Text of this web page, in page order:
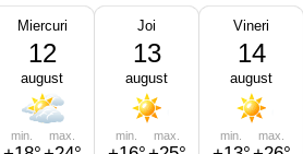
Miercuri
12
august
min. max.
Joi
13
august
min. max.
Vineri
14
august
min. max.